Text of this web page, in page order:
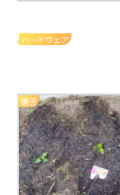
ハードウェア
園芸